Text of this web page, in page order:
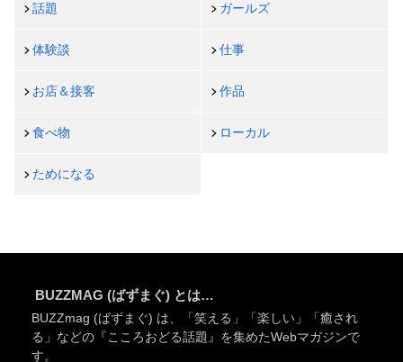
話題 ガールズ
体験談 仕事
お店＆接客 作品
食べ物 ローカル
ためになる
BUZZMAG (ばずまぐ) とは…
BUZZmag (ばずまぐ) は、「笑える」「楽しい」「癒され
る」などの『こころおどる話題』を集めたWebマガジンで
す。